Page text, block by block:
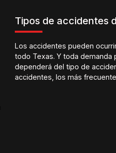
Tipos de accidentes
Los accidentes pueden
todo Texas. Y toda demanda
dependerá del tipo de
accidentes, los más